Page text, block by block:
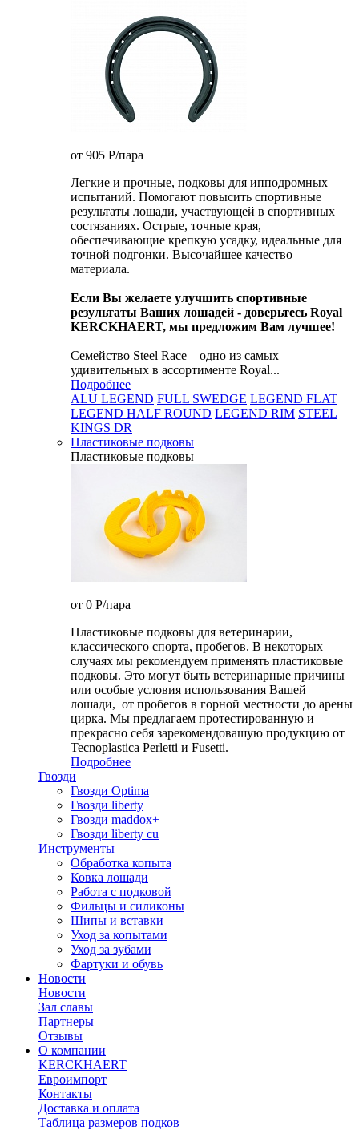
от 905 P/пара
Легкие и прочные, подковы для ипподромных
испытаний. Помогают повысить спортивные
результаты лошади, участвующей в спортивных
состязаниях. Острые, точные края,
обеспечивающие крепкую усадку, идеальные для
точной подгонки. Высочайшее качество
материала.
Если Вы желаете улучшить спортивные
результаты Ваших лошадей - доверьтесь Royal
KERCKHAERT, мы предложим Вам лучшее!
Семейство Steel Race – одно из самых
удивительных в ассортименте Royal...
Подробнее
ALU LEGEND FULL SWEDGE LEGEND FLAT
LEGEND HALF ROUND LEGEND RIM STEEL
KINGS DR
Пластиковые подковы
Пластиковые подковы
от 0 P/пара
Пластиковые подковы для ветеринарии,
классического спорта, пробегов. В некоторых
случаях мы рекомендуем применять пластиковые
подковы. Это могут быть ветеринарные причины
или особые условия использования Вашей
лошади, от пробегов в горной местности до арены
цирка. Мы предлагаем протестированную и
прекрасно себя зарекомендовашую продукцию от
Tecnoplastica Perletti и Fusetti.
Подробнее
Гвозди
Гвозди Optima
Гвозди liberty
Гвозди maddox+
Гвозди liberty cu
Инструменты
Обработка копыта
Ковка лошади
Работа с подковой
Фильцы и силиконы
Шипы и вставки
Уход за копытами
Уход за зубами
Фартуки и обувь
Новости
Новости
Зал славы
Партнеры
Отзывы
О компании
KERCKHAERT
Евроимпорт
Контакты
Доставка и оплата
Таблица размеров подков